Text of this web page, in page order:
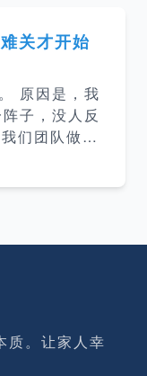
我的第一
清晰，工程
不是为我们
还是决定做
去的坎 具
关才开始
原因是，我
子，没人反
们团队做的
按理说，
，有两
另一种是，
，是后者。
这半年，团
质。让家人幸